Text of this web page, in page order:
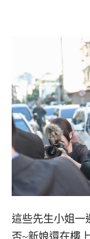
這些先生小姐一
否~新娘還在樓